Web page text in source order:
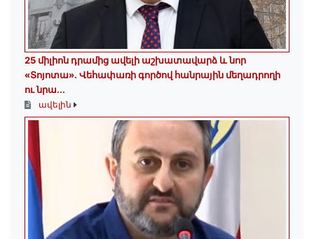
25 միլիոն դրամից ավելի աշխատավարձ և նոր
«Տոյոտա»․ Վեհափառի գործով հանրային մեղադրողի
ու նրա...
ավելին